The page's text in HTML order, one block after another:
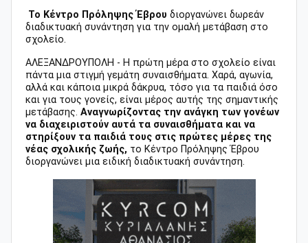
Το Κέντρο Πρόληψης Έβρου διοργανώνει δωρεάν
διαδικτυακή συνάντηση για την ομαλή μετάβαση στο
σχολείο.
ΑΛΕΞΑΝΔΡΟΥΠΟΛΗ - Η πρώτη μέρα στο σχολείο είναι
πάντα μια στιγμή γεμάτη συναισθήματα. Χαρά, αγωνία,
αλλά και κάποια μικρά δάκρυα, τόσο για τα παιδιά όσο
και για τους γονείς, είναι μέρος αυτής της σημαντικής
μετάβασης. Αναγνωρίζοντας την ανάγκη των γονέων
να διαχειριστούν αυτά τα συναισθήματα και να
στηρίξουν τα παιδιά τους στις πρώτες μέρες της
νέας σχολικής ζωής, το Κέντρο Πρόληψης Έβρου
διοργανώνει μια ειδική διαδικτυακή συνάντηση.